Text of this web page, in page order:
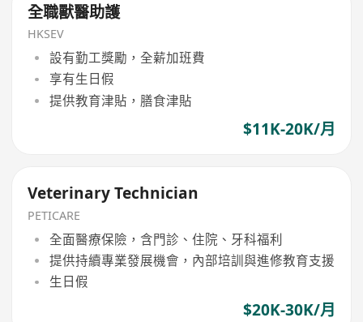
全職獸醫助護
HKSEV
設有勤工獎勵，全薪加班費
享有生日假
提供教育津貼，膳食津貼
$11K-20K/月
Veterinary Technician
PETICARE
全面醫療保險，含門診、住院、牙科福利
提供持續專業發展機會，內部培訓與進修教育支援
生日假
$20K-30K/月